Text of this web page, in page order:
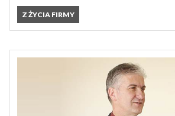
Z ŻYCIA FIRMY